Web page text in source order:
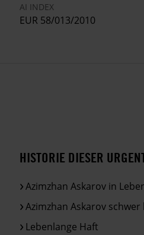
AI INDEX
EUR 58/013/2010
HISTORIE DIESER
Azimzhan Askarov in
Azimzhan Askarov schwer
Lebenlange Haft